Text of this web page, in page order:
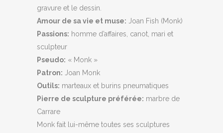
gravure et le dessin.
Amour de sa vie et muse: Joan Fish (Monk)
Passions: homme d’affaires, canot, mari et
sculpteur
Pseudo: « Monk »
Patron: Joan Monk
Outils: marteaux et burins pneumatiques
Pierre de sculpture préférée: marbre de
Carrare
Monk fait lui-même toutes ses sculptures